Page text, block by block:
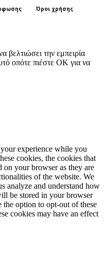
Όροι χρήσης
βελτιώσει την εμπειρία
οπότε πιέστε ΟΚ για να
experience while you
cookies, the cookies that
on your browser as they are
of the website. We
analyze and understand how
be stored in your browser
option to opt-out of these
cookies may have an effect